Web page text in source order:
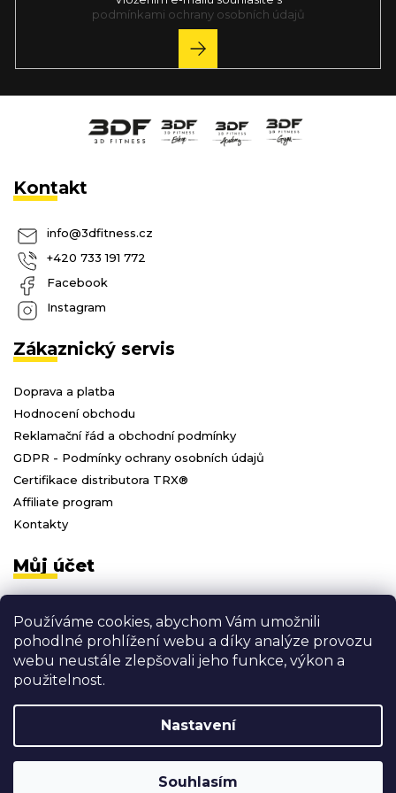
Používáme cookies, abychom Vám umožnili
pohodlné prohlížení webu a díky analýze provozu
webu neustále zlepšovali jeho funkce, výkon a
použitelnost.
Nastavení
Souhlasím
podmínkami ochrany osobních údajů
PŘIHLÁSIT
SE
Kontakt
info@3dfitness.cz
+420 733 191 772
Facebook
Instagram
Zákaznický servis
Doprava a platba
Hodnocení obchodu
Reklamační řád a obchodní podmínky
GDPR - Podmínky ochrany osobních údajů
Certifikace distributora TRX®
Affiliate program
Kontakty
Můj účet
Registrace
Moje objednávky
Odhlásit se
Vytvořil Shoptet
Copyright 20263D FITNESS. Všechna práva vyhrazena.
Grafický návrh vytvořil a nakódoval